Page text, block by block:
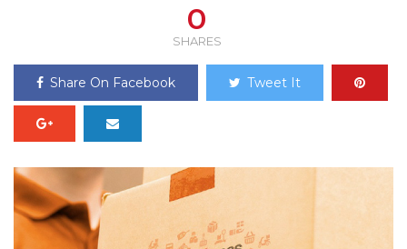
0
SHARES
Share On Facebook Tweet It